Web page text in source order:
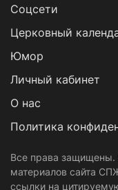
Cоцсети
Церковный
Юмор
Личный кабинет
О нас
Политика
Все права защищены.
материалов сайта
ссылки на